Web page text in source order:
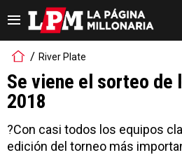
River Plate
Se viene el sorteo de
2018
?Con casi todos los equipos
edición del torneo más